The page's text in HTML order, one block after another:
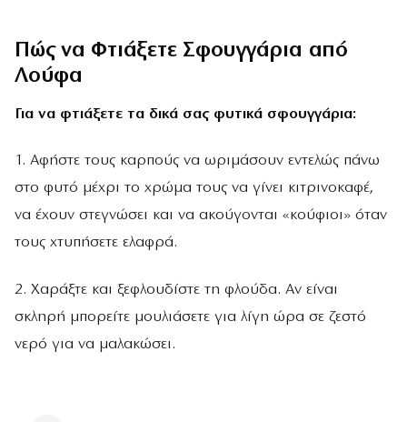
Πώς να Φτιάξετε Σφουγγάρια από
Λούφα
Για να φτιάξετε τα δικά σας φυτικά σφουγγάρια:
1. Αφήστε τους καρπούς να ωριμάσουν εντελώς πάνω
στο φυτό μέχρι το χρώμα τους να γίνει κιτρινοκαφέ,
να έχουν στεγνώσει και να ακούγονται «κούφιοι» όταν
τους χτυπήσετε ελαφρά.
2. Χαράξτε και ξεφλουδίστε τη φλούδα. Αν είναι
σκληρή μπορείτε μουλιάσετε για λίγη ώρα σε ζεστό
νερό για να μαλακώσει.